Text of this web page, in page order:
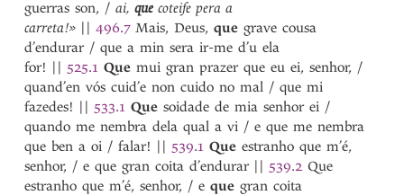
guerras son, /ai,que coteife pera a
carreta!» || 496.7Mais, Deus,que grave cousa
d’endurar / que a min sera ir-me d’u ela
for! || 525.1 Que mui gran prazer que eu ei, senhor, /
quand’en vós cuid’e non cuido no mal / que mi
fazedes! || 533.1 Que soidade de mia senhor ei /
quando me nembra dela qual a vi / e que me nembra
que ben a oi / falar! || 539.1 Que estranho que m’é,
senhor, / e que gran coita d’endurar || 539.2 Que
estranho que m’é, senhor, / eque gran coita